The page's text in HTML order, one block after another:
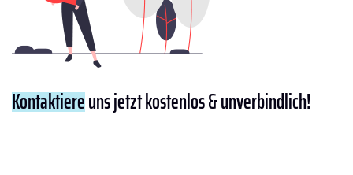
Kontaktiereuns jetzt kostenlos & unverbindlich!